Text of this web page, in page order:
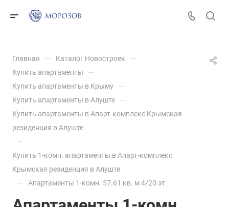
Главная — Каталог Новостроек —
Купить апартаменты —
Купить апартаменты в Крыму —
Купить апартаменты в Алуште —
Купить апартаменты в Апарт-комплекс Крымская
резиденция в Алуште
—
Купить 1-комн. апартаменты в Апарт-комплекс
Крымская резиденция в Алуште
— Апартаменты 1-комн. 57.61 кв. м 4/20 эт.